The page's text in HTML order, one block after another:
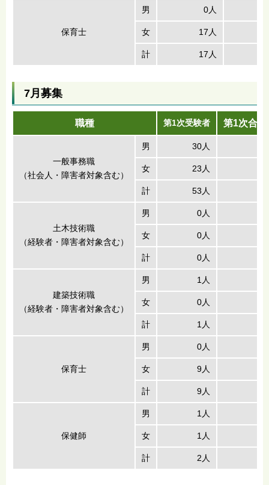
保育士
男 0人
女 17人
計 17人
7月募集
職種 第1次受験者 第1次合格
一般事務職
（社会人・障害者対象含む）
男 30人
女 23人
計 53人
土木技術職
（経験者・障害者対象含む）
男 0人
女 0人
計 0人
建築技術職
（経験者・障害者対象含む）
男 1人
女 0人
計 1人
保育士
男 0人
女 9人
計 9人
保健師
男 1人
女 1人
計 2人